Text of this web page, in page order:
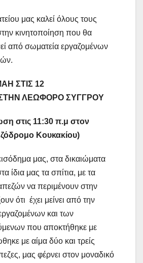
μας καλεί όλους τους
κινητοποίηση που θα
από σωματεία εργαζομένων
ΣΤΙΣ 12
ΛΕΩΦΟΡΟ ΣΥΓΓΡΟΥ
στις 11:30 π.μ στον
Κουκακίου)
μας, στα δικαιώματα
ίδια μας τα σπίτια, με τα
να περιμένουν στην
ότι έχει μείνει από την
και των
που αποκτήθηκε με
με αίμα δύο και τρείς
μας φέρνει στον μοναδικό